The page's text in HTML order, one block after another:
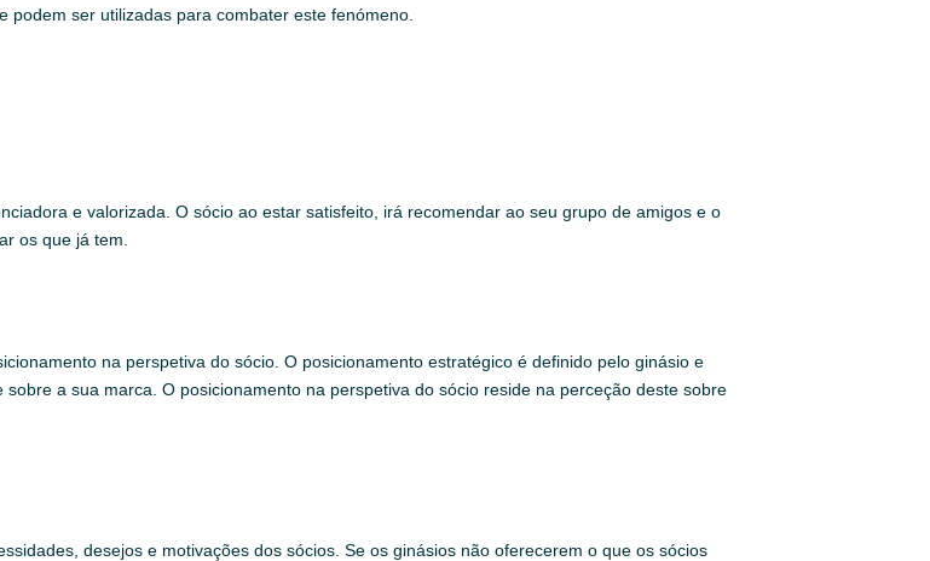
ser utilizadas para combater este fenómeno.
e valorizada. O sócio ao estar satisfeito, irá recomendar ao seu grupo de amigos e o
os que já tem.
na perspetiva do sócio. O posicionamento estratégico é definido pelo ginásio e
a sua marca. O posicionamento na perspetiva do sócio reside na perceção deste sobre
desejos e motivações dos sócios. Se os ginásios não oferecerem o que os sócios